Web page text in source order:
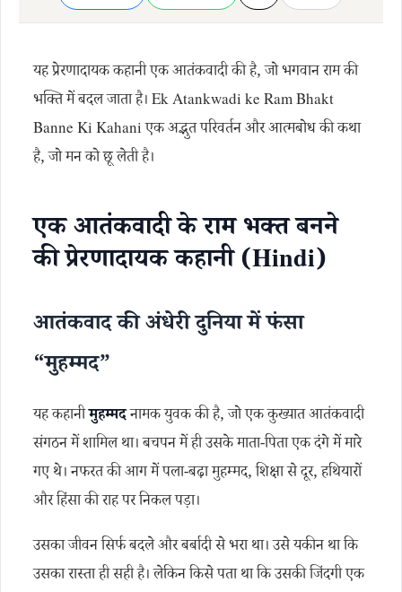
यह प्रेरणादायक कहानी एक आतंकवादी की है, जो भगवान राम की
भक्ति में बदल जाता है। Ek Atankwadi ke Ram Bhakt
Banne Ki Kahani एक अद्भुत परिवर्तन और आत्मबोध की कथा
है, जो मन को छू लेती है।
एक आतंकवादी के राम भक्त बनने
की प्रेरणादायक कहानी (Hindi)
आतंकवाद की अंधेरी दुनिया में फंसा
“मुहम्मद”
यह कहानीमुहम्मदनामक युवक की है, जो एक कुख्यात आतंकवादी
संगठन में शामिल था। बचपन में ही उसके माता-पिता एक दंगे में मारे
गए थे। नफरत की आग में पला-बढ़ा मुहम्मद, शिक्षा से दूर, हथियारों
और हिंसा की राह पर निकल पड़ा।
उसका जीवन सिर्फ बदले और बर्बादी से भरा था। उसे यकीन था कि
उसका रास्ता ही सही है। लेकिन किसे पता था कि उसकी जिंदगी एक